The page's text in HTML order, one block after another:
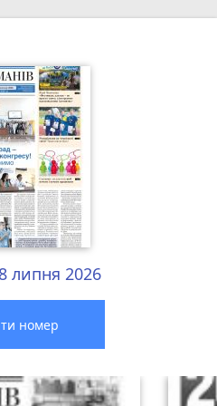
липня 2026
номер